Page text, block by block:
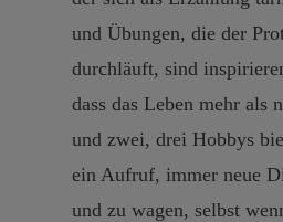
und Übungen, die der
durchläuft, sind
dass das Leben mehr als
und zwei, drei Hobbys
ein Aufruf, immer neue
und zu wagen, selbst